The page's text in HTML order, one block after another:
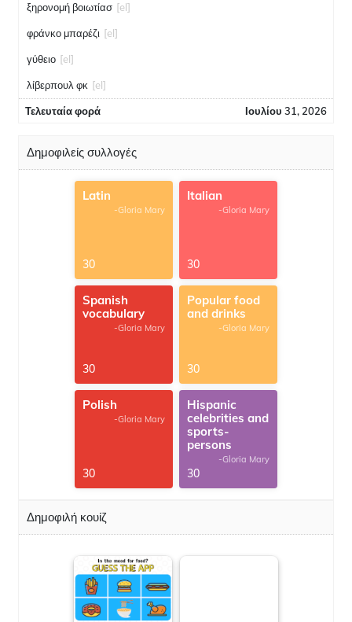
ξηρονομή βοιωτίασ [el]
φράνκο μπαρέζι [el]
γύθειο [el]
λίβερπουλ φκ [el]
Τελευταία φορά Ιουλίου 31, 2026
Δημοφιλείς συλλογές
Latin
-Gloria Mary
30
Italian
-Gloria Mary
30
Spanish
vocabulary
-Gloria Mary
30
Popular food
and drinks
-Gloria Mary
30
Polish
-Gloria Mary
30
Hispanic
celebrities and
sports-
persons
-Gloria Mary
30
Δημοφιλή κουίζ